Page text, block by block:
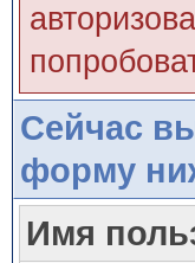
Сейчас
форму
Имя